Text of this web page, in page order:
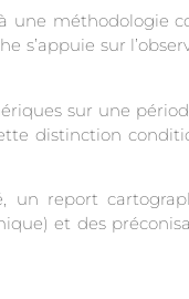
une
s’appuie sur
sur une
distinction
report
et des